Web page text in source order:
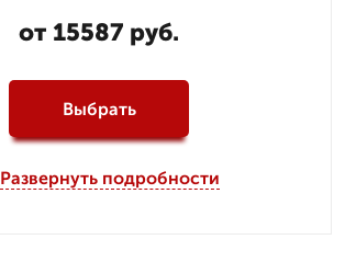
от 15587 руб.
Выбрать
Развернуть подробности